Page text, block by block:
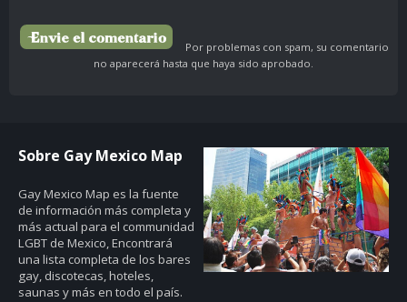
Por problemas con spam, su comentario
no aparecerá hasta que haya sido aprobado.
Sobre Gay Mexico Map
Gay Mexico Map es la fuente
de información más completa y
más actual para el communidad
LGBT de Mexico, Encontrará
una lista completa de los bares
gay, discotecas, hoteles,
saunas y más en todo el país.